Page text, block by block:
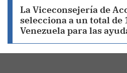
La Viceconsejería de
selecciona a un total de
Venezuela para las